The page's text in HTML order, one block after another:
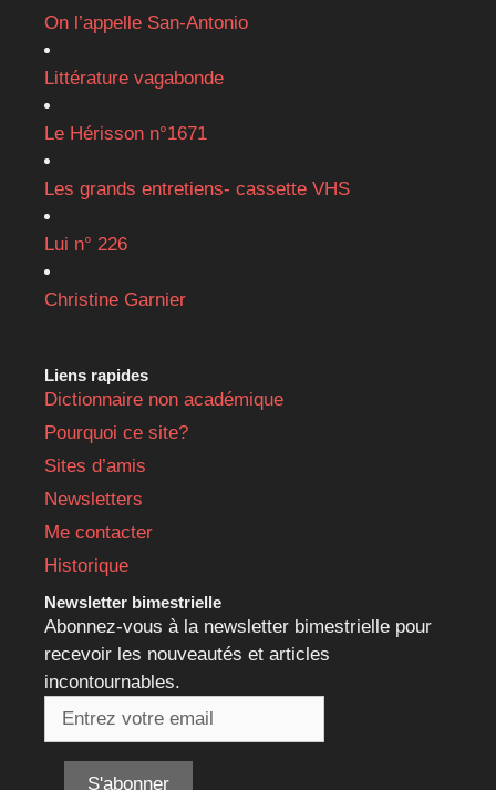
On l’appelle San-Antonio
Littérature vagabonde
Le Hérisson n°1671
Les grands entretiens- cassette VHS
Lui n° 226
Christine Garnier
Liens rapides
Dictionnaire non académique
Pourquoi ce site?
Sites d’amis
Newsletters
Me contacter
Historique
Newsletter bimestrielle
Abonnez-vous à la newsletter bimestrielle pour
recevoir les nouveautés et articles
incontournables.